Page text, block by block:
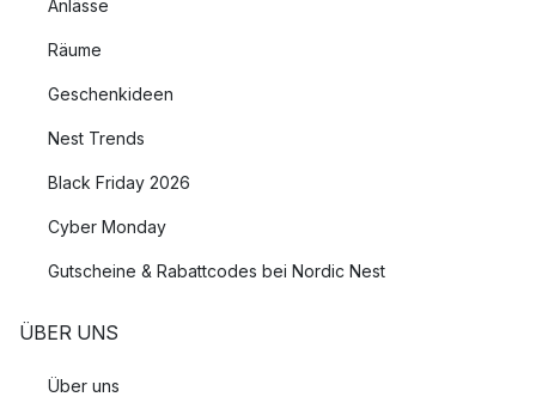
Anlässe
Räume
Geschenkideen
Nest Trends
Black Friday 2026
Cyber Monday
Gutscheine & Rabattcodes bei Nordic Nest
ÜBER UNS
Über uns